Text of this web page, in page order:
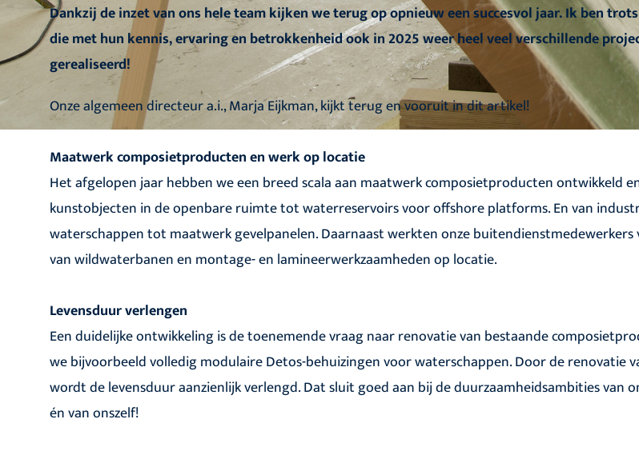
Dankzij de inzet van ons hele team kijken we terug op opnieuw een succesvol jaar. Ik ben
die met hun kennis, ervaring en betrokkenheid ook in 2025 weer heel veel verschillende
gerealiseerd!
Onze algemeen directeur a.i., Marja Eijkman, kijkt terug en vooruit in dit artikel!
Maatwerk composietproducten en werk op locatie
Het afgelopen jaar hebben we een breed scala aan maatwerk composietproducten ontwikkeld
kunstobjecten in de openbare ruimte tot waterreservoirs voor offshore platforms. En van
waterschappen tot maatwerk gevelpanelen. Daarnaast werkten onze buitendienstmedewerkers
van wildwaterbanen en montage- en lamineerwerkzaamheden op locatie.
Levensduur verlengen
Een duidelijke ontwikkeling is de toenemende vraag naar renovatie van bestaande
we bijvoorbeeld volledig modulaire Detos-behuizingen voor waterschappen. Door de renovatie
wordt de levensduur aanzienlijk verlengd. Dat sluit goed aan bij de duurzaamheidsambities van
én van onszelf!